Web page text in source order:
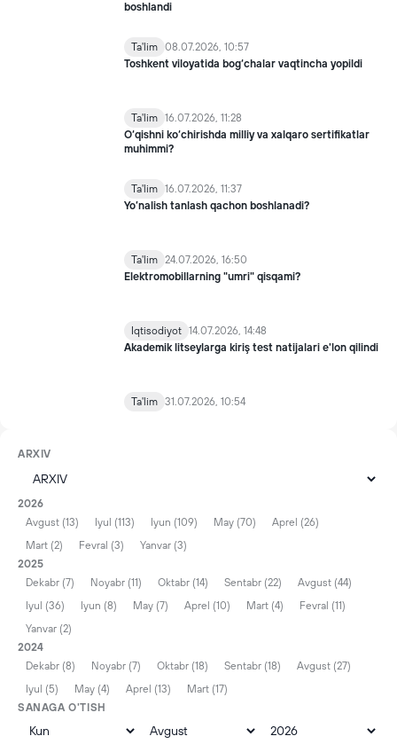
boshlandi
Ta'lim 08.07.2026, 10:57
Toshkent viloyatida bog‘chalar vaqtincha yopildi
Ta'lim 16.07.2026, 11:28
O‘qishni ko‘chirishda milliy va xalqaro sertifikatlar
muhimmi?
Ta'lim 16.07.2026, 11:37
Yo’nalish tanlash qachon boshlanadi?
Ta'lim 24.07.2026, 16:50
Elektromobillarning "umri" qisqami?
Iqtisodiyot 14.07.2026, 14:48
Akademik litseylarga kiriş test natijalari e'lon qilindi
Ta'lim 31.07.2026, 10:54
ARXIV
2026
Avgust (13)
Iyul (113) Iyun (109) May (70)
Aprel (26)
Mart (2)
Fevral (3)
Yanvar (3)
2025
Dekabr (7)
Noyabr (11) Oktabr (14) Sentabr (22)
Avgust (44)
Iyul (36)
Iyun (8) May (7) Aprel (10) Mart (4)
Fevral (11)
Yanvar (2)
2024
Dekabr (8)
Noyabr (7) Oktabr (18) Sentabr (18)
Avgust (27)
Iyul (5)
May (4) Aprel (13)
Mart (17)
SANAGA O'TISH